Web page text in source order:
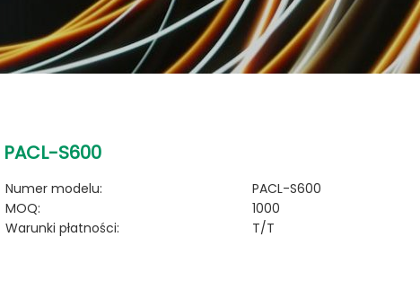
PACL-S600
Numer modelu:
PACL-S600
MOQ:
1000
Warunki płatności:
T/T